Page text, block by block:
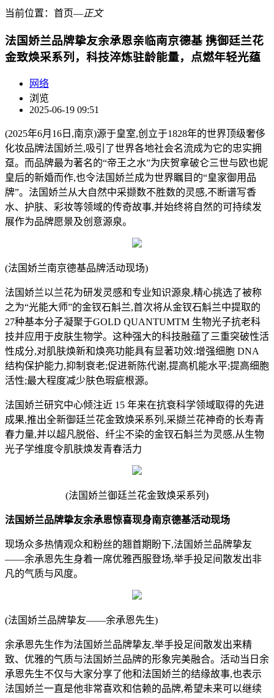
当前位置： 首页―正文
法国娇兰品牌挚友余承恩亲临南京德基 携御廷兰花
金致焕采系列，科技淬炼驻龄能量，点燃年轻光蕴
网络
浏览
2025-06-19 09:51
(2025年6月16日,南京)源于皇室,创立于1828年的世界顶级奢侈
化妆品牌法国娇兰,吸引了世界各地社会名流成为它的忠实拥
趸。而品牌最为著名的“帝王之水”为庆贺拿破仑三世与欧也妮
皇后的新婚而作,也令法国娇兰成为世界瞩目的“皇家御用品
牌”。法国娇兰从大自然中采撷数不胜数的灵感,不断谱写香
水、护肤、彩妆等领域的传奇故事,并始终将自然的可持续发
展作为品牌愿景及创意源泉。
(法国娇兰南京德基品牌活动现场)
法国娇兰以兰花为研发灵感和专业知识源泉,精心挑选了被称
之为“光能大师”的金钗石斛兰,首次将从金钗石斛兰中提取的
27种基本分子凝聚于GOLD QUANTUMTM 生物光子抗老科
技并应用于皮肤生物学。这种强大的科技融蕴了三重突破性活
性成分,对肌肤焕新和焕亮功能具有显著功效:增强细胞 DNA
结构保护能力,抑制衰老;促进新陈代谢,提高机能水平;提高细胞
活性;最大程度减少肤色瑕疵根源。
法国娇兰研究中心倾注近 15 年来在抗衰科学领域取得的先进
成果,推出全新御廷兰花金致焕采系列,采撷兰花神奇的长寿青
春力量,并以超凡脱俗、纤尘不染的金钗石斛兰为灵感,从生物
光子学维度令肌肤焕发青春活力
(法国娇兰御廷兰花金致焕采系列)
法国娇兰品牌挚友余承恩惊喜现身南京德基活动现场
现场众多热情观众和粉丝的翘首期盼下,法国娇兰品牌挚友
——余承恩先生身着一席优雅西服登场,举手投足间散发出非
凡的气质与风度。
(法国娇兰品牌挚友——余承恩先生)
余承恩先生作为法国娇兰品牌挚友,举手投足间散发出来精
致、优雅的气质与法国娇兰品牌的形象完美融合。活动当日余
承恩先生不仅与大家分享了他和法国娇兰的结缘故事,也表示
法国娇兰一直是他非常喜欢和信赖的品牌,希望未来可以继续